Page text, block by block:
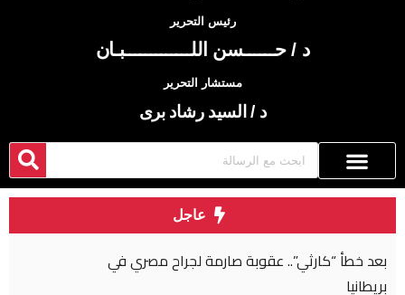
رئيس التحرير
د / حــــــسن اللـــــــــــــبـان
مستشار التحرير
د / السيد رشاد برى
عاجل
بعد خطأ “كارثي”.. عقوبة صارمة لجراح مصري في
بريطانيا